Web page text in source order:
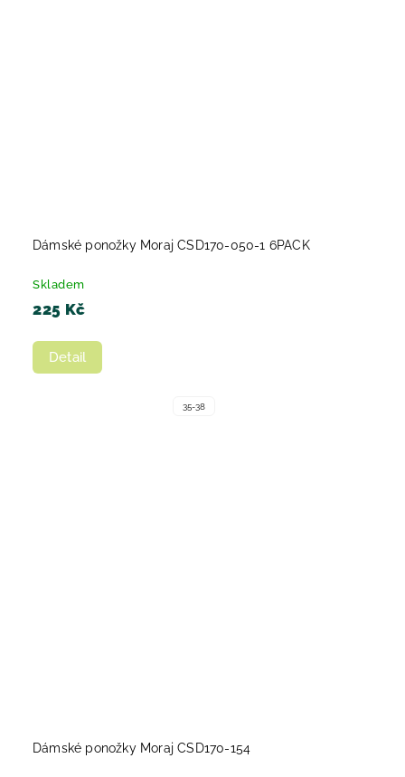
Dámské ponožky Moraj CSD170-050-1 6PACK
Skladem
225 Kč
Detail
35-38
Dámské ponožky Moraj CSD170-154